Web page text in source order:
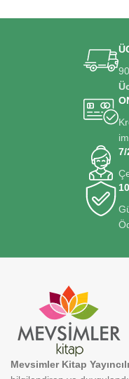
7/
Mevsimler Kitap